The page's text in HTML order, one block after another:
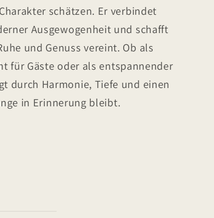
schätzen. Er verbindet
Ausgewogenheit und schafft
und Genuss vereint. Ob als
für Gäste oder als entspannender
durch Harmonie, Tiefe und einen
in Erinnerung bleibt.